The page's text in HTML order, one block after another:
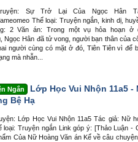
Sự Trở Lại Của Ngọc Hân
Thể loại: Truyện ngắn, kinh dị,
2 Văn án: Trong một vụ hỏa hoạn ở
Ngọc Hân đã tử vong, người bạn thân của
người cùng có mặt ở đó, Tiên Tiên vì để
mà nhẫn...
Ngắn
Lớp Học Vui Nhộn 11a5 -
Bệ Hạ
Lớp Học Vui Nhộn 11a5 Tác giả: Nữ
loại: Truyện ngắn Link góp ý: [Thảo Luận -
Của Nữ Hoàng Văn án Kể về câu